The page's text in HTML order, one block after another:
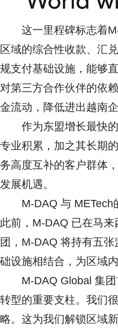
这一里程碑标志着
区域的综合性收款、汇
规支付基础设施，能够
对第三方合作伙伴的依
金流动，降低进出越南
作为东盟增长最快
专业积累，加之其长期
务高度互补的客户群体
发展机遇。
M-DAQ 与
此前，M-DAQ 已在马
团，M-DAQ 将持有五
础设施相结合，为区域
M-DAQ Global 集
转型的重要支柱。我们
略。这为我们解锁区域